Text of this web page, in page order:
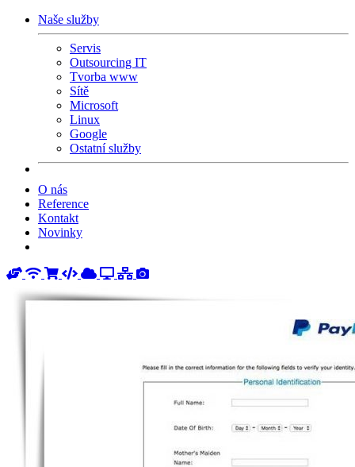
Naše služby
Servis
Outsourcing IT
Tvorba www
Sítě
Microsoft
Linux
Google
Ostatní služby
O nás
Reference
Kontakt
Novinky